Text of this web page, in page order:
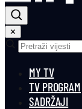
✕
MY TV
TV PROGRAM
SADRŽAJI